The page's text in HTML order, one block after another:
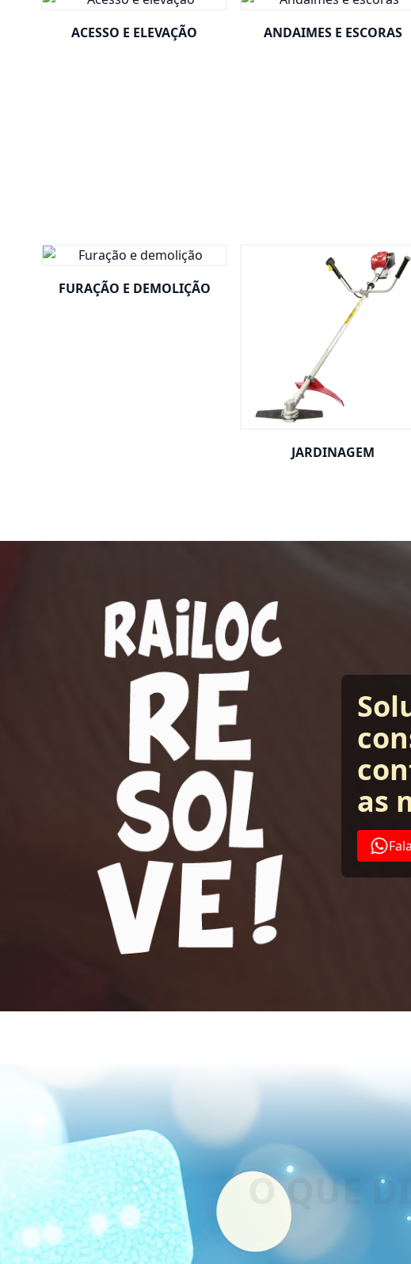
ACESSO E ELEVAÇÃO ANDAIMES E ESCORAS
FURAÇÃO E DEMOLIÇÃO
JARDINAGEM
as